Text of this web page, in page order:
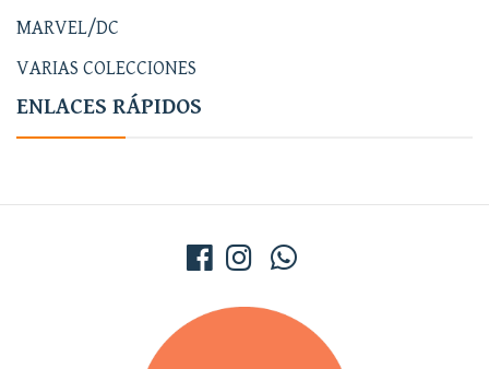
MARVEL/DC
VARIAS COLECCIONES
ENLACES RÁPIDOS